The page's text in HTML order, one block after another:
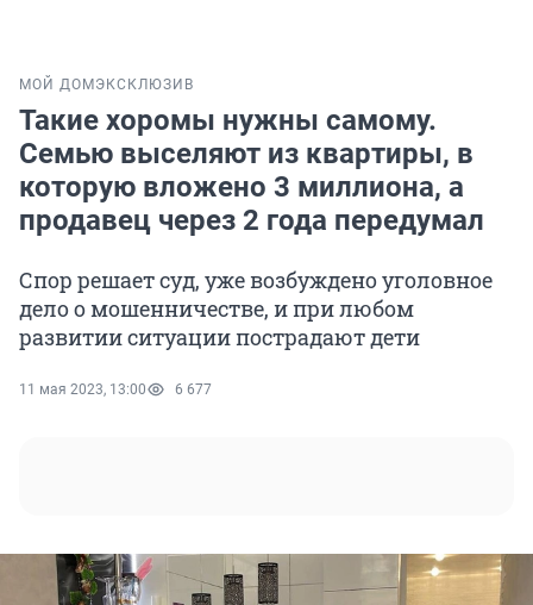
МОЙ ДОМ ЭКСКЛЮЗИВ
Такие хоромы нужны самому.
Семью выселяют из квартиры, в
которую вложено 3 миллиона, а
продавец через 2 года передумал
Спор решает суд, уже возбуждено уголовное
дело о мошенничестве, и при любом
развитии ситуации пострадают дети
11 мая 2023, 13:00 6 677